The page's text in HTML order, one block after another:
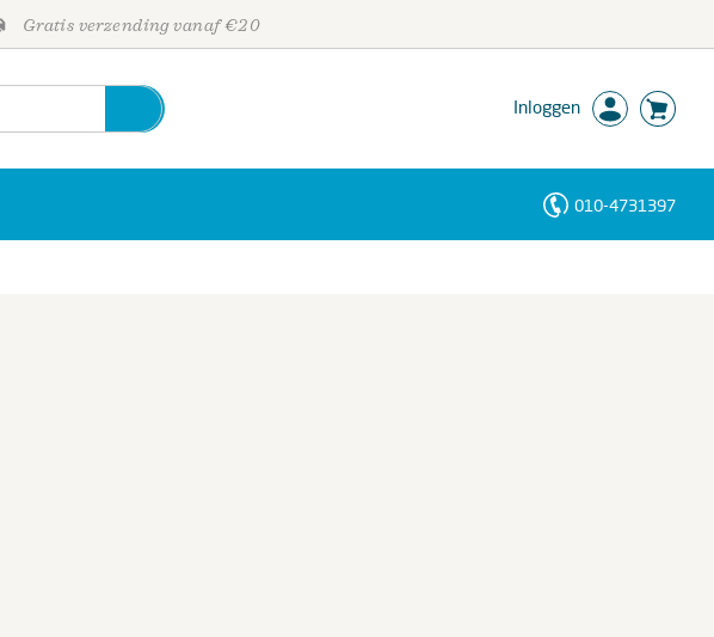
Gratis verzending vanaf €20
Inloggen
010-4731397
Personen